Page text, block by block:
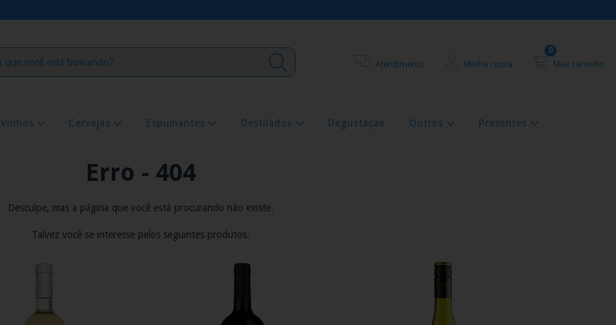
Atendimento Minha conta Meu carrinho
0
Vinhos Cervejas Espumantes Destilados Degustação Outros Presentes
Erro - 404
Desculpe, mas a página que você está procurando não existe.
Talvez você se interesse pelos seguintes produtos.